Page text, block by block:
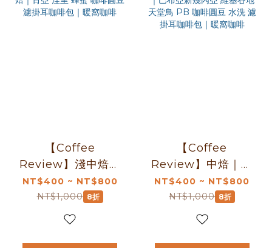
【Coffee
Review】淺中焙｜
肯亞 涅里 蜂蜜 咖
啡圓豆 濾掛耳咖啡
包｜暖窩咖啡
NT$400 ~ NT$800
NT$1,000 8折
【Coffee
Review】中焙｜巴
布亞新幾內亞 維基
谷地 天堂鳥 PB 咖
啡圓豆 水洗 濾掛耳
NT$400 ~ NT$800
NT$1,000 8折